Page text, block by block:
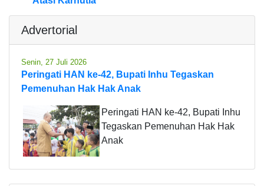
Advertorial
Senin, 27 Juli 2026
Peringati HAN ke-42, Bupati Inhu Tegaskan
Pemenuhan Hak Hak Anak
Peringati HAN ke-42, Bupati Inhu
Tegaskan Pemenuhan Hak Hak
Anak